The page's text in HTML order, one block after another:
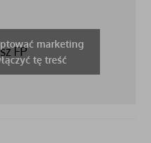
FP
marketing
tę treść